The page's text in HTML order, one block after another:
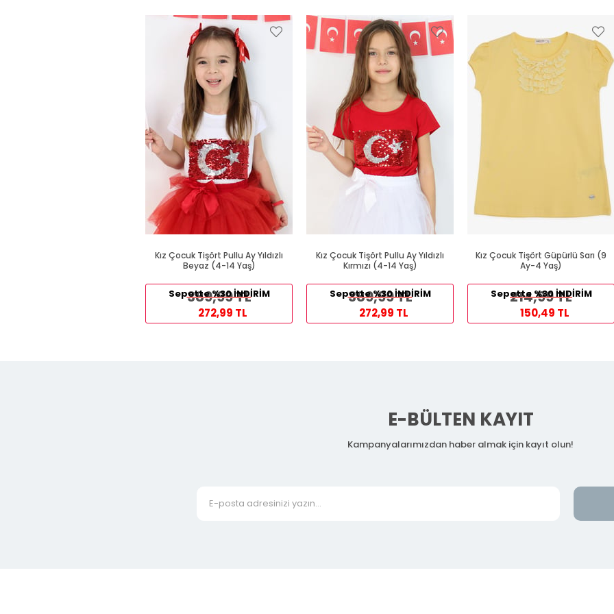
Kız Çocuk Tişört Pullu Ay Yıldızlı
Beyaz (4-14 Yaş)
389,99 TL
Sepette %30 İNDİRİM
272,99 TL
Kız Çocuk Tişört Pullu Ay Yıldızlı
Kırmızı (4-14 Yaş)
389,99 TL
Sepette %30 İNDİRİM
272,99 TL
Kız Çocuk Tişört Güpürlü Sarı (9
Ay-4 Yaş)
214,99 TL
Sepette %30 İNDİRİM
150,49 TL
E-BÜLTEN KAYIT
Kampanyalarımızdan haber almak için kayıt olun!